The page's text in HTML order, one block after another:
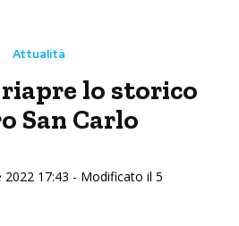
Attualità
lo storico
San Carlo
17:43 - Modificato il 5